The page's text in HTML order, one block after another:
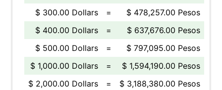
$ 300.00 Dollars
=
$ 478,257.00 Pesos
$ 400.00 Dollars
=
$ 637,676.00 Pesos
$ 500.00 Dollars
=
$ 797,095.00 Pesos
$ 1,000.00 Dollars
=
$ 1,594,190.00 Pesos
$ 2,000.00 Dollars
=
$ 3,188,380.00 Pesos